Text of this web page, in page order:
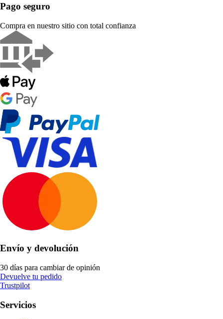
Pago seguro
Compra en nuestro sitio con total confianza
Envío y devolución
30 días para cambiar de opinión
Devuelve tu pedido
Trustpilot
Servicios